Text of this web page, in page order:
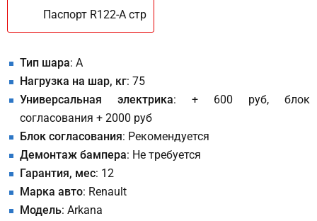
Паспорт R122-A стр
Тип шара: A
Нагрузка на шар, кг: 75
Универсальная электрика: + 600 руб, блок
согласования + 2000 руб
Блок согласования: Рекомендуется
Демонтаж бампера: Не требуется
Гарантия, мес: 12
Марка авто: Renault
Модель: Arkana